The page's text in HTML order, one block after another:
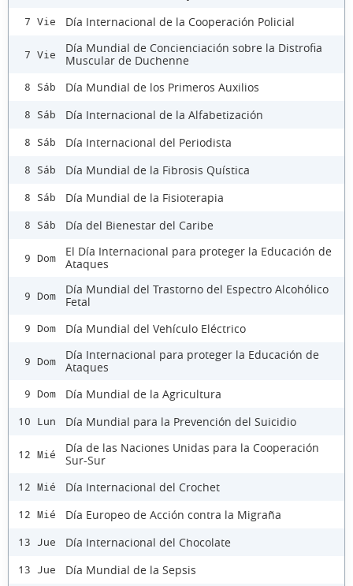
7 Vie Día Internacional de la Cooperación Policial
7 Vie
Día Mundial de Concienciación sobre la Distrofia
Muscular de Duchenne
8 Sáb Día Mundial de los Primeros Auxilios
8 Sáb Día Internacional de la Alfabetización
8 Sáb Día Internacional del Periodista
8 Sáb Día Mundial de la Fibrosis Quística
8 Sáb Día Mundial de la Fisioterapia
8 Sáb Día del Bienestar del Caribe
9 Dom
El Día Internacional para proteger la Educación de
Ataques
9 Dom
Día Mundial del Trastorno del Espectro Alcohólico
Fetal
9 Dom Día Mundial del Vehículo Eléctrico
9 Dom
Día Internacional para proteger la Educación de
Ataques
9 Dom Día Mundial de la Agricultura
10 Lun Día Mundial para la Prevención del Suicidio
12 Mié
Día de las Naciones Unidas para la Cooperación
Sur-Sur
12 Mié Día Internacional del Crochet
12 Mié Día Europeo de Acción contra la Migraña
13 Jue Día Internacional del Chocolate
13 Jue Día Mundial de la Sepsis